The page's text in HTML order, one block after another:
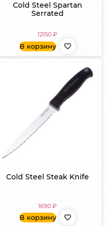
Cold Steel Spartan
Serrated
12150₽
В корзину
Cold Steel Steak Knife
1690₽
В корзину